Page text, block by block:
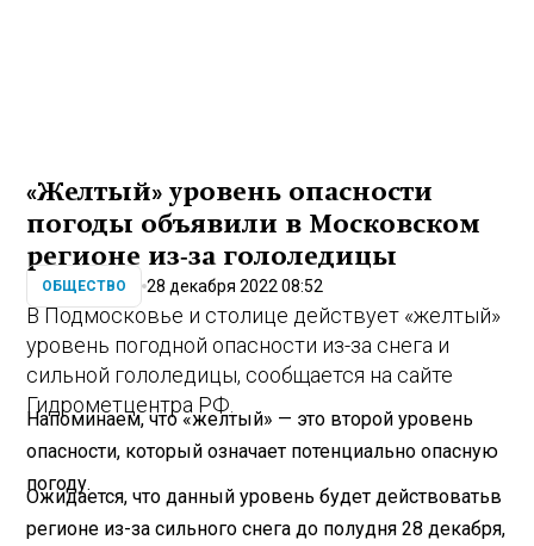
«Желтый» уровень опасности
погоды объявили в Московском
регионе из‑за гололедицы
ОБЩЕСТВО 28 декабря 2022 08:52
В Подмосковье и столице действует «желтый»
уровень погодной опасности из-за снега и
сильной гололедицы, сообщается на сайте
Гидрометцентра РФ.
Напоминаем, что «желтый» — это второй уровень
опасности, который означает потенциально опасную
погоду.
Ожидается, что данный уровень будет действоватьв
регионе из-за сильного снега до полудня 28 декабря,